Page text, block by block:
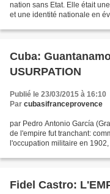
nation sans Etat. Elle était
et une identité nationale en
Cuba:
USURPATION
Publié le 23/03/2015 à 16:10
Par cubasifranceprovence
par Pedro Antonio García
de l'empire fut tranchant:
l'occupation militaire en
Fidel Castro: